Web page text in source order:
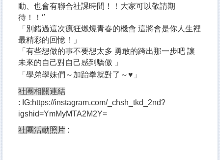
動、也會有聯合社課時間！！大家可以敬請期
待！！‘’
「別錯過這次瘋狂燃燒青春的機會 這將會是你人生裡
最精彩的回憶！」
「有些想做的事不要想太多 勇敢的跨出那一步吧 讓
未來的自己對自己感到驕傲 」
「學弟學妹們～加跆拳就對了～♥️」
社團相關連結
: IG:https://instagram.com/_chsh_tkd_2nd?
igshid=YmMyMTA2M2Y=
社團活動照片 :